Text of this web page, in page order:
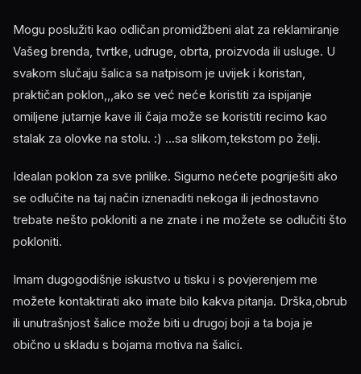
Mogu poslužiti kao odličan promidžbeni alat za reklamiranje
Vašeg brenda, tvrtke, udruge, obrta, proizvoda ili usluge. U
svakom slučaju šalica sa natpisom je uvijek i koristan,
praktičan poklon,,,ako se već neće koristiti za ispijanje
omiljene jutarnje kave ili čaja može se koristiti recimo kao
stalak za olovke na stolu. :) ...sa slikom,tekstom po želji.
Idealan poklon za sve prilike. Sigurno nećete pogriješiti ako
se odlučite na taj način iznenaditi nekoga ili jednostavno
trebate nešto pokloniti a ne znate i ne možete se odlučiti što
pokloniti.
Imam dugogodišnje iskustvo u tisku i s povjerenjem me
možete kontaktirati ako imate bilo kakva pitanja. Drška,obrub
ili unutrašnjost šalice može biti u drugoj boji a ta boja je
obično u skladu s bojama motiva na šalici.